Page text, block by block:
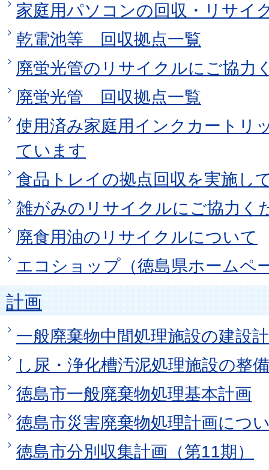
家庭用パソコンの回収・リサイ
乾電池等 回収拠点一覧
廃蛍光管のリサイクルにご協力
廃蛍光管 回収拠点一覧
使用済み家庭用インクカートリ
ています
食品トレイの拠点回収を実施し
雑がみのリサイクルにご協力く
廃食用油のリサイクルについて
エコショップ（徳島県ホームペ
計画
一般廃棄物中間処理施設の建設
し尿・浄化槽汚泥処理施設の整備
徳島市一般廃棄物処理基本計画
徳島市災害廃棄物処理計画につ
徳島市分別収集計画（第11期）